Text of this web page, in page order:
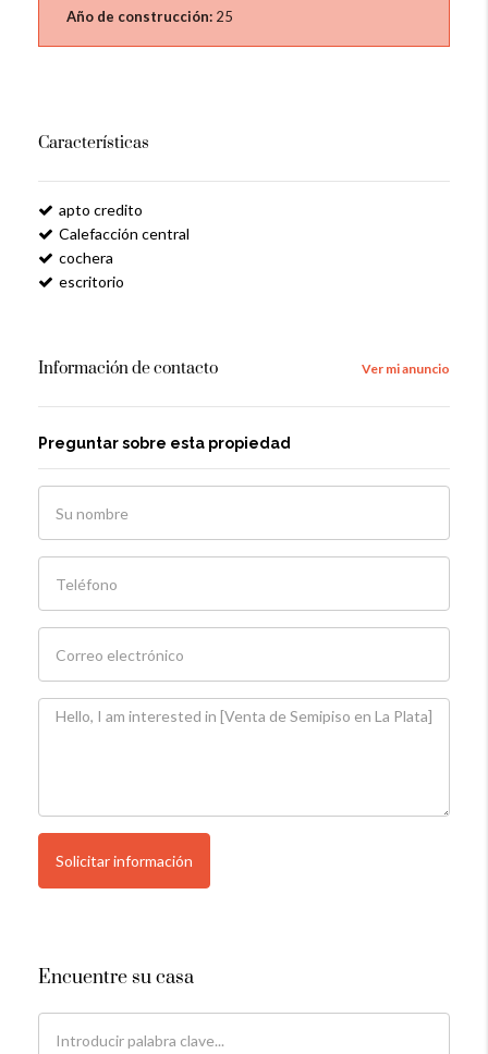
Año de construcción: 25
Características
apto credito
Calefacción central
cochera
escritorio
Información de contacto Ver mi anuncio
Preguntar sobre esta propiedad
Solicitar información
Encuentre su casa